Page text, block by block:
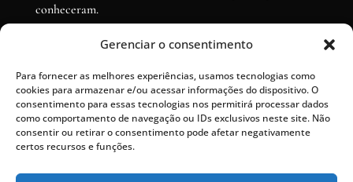
Gerenciar o consentimento
Para fornecer as melhores experiências, usamos tecnologias como
cookies para armazenar e/ou acessar informações do dispositivo. O
consentimento para essas tecnologias nos permitirá processar dados
como comportamento de navegação ou IDs exclusivos neste site. Não
consentir ou retirar o consentimento pode afetar negativamente
certos recursos e funções.
conheceram.
Início
Assista The Chosen
Doar